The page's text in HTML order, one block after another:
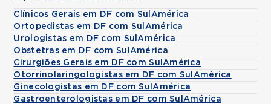
Clínicos Gerais em DF com SulAmérica
Ortopedistas em DF com SulAmérica
Urologistas em DF com SulAmérica
Obstetras em DF com SulAmérica
Cirurgiões Gerais em DF com SulAmérica
Otorrinolaringologistas em DF com SulAmérica
Ginecologistas em DF com SulAmérica
Gastroenterologistas em DF com SulAmérica